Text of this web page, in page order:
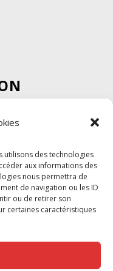
utilisons des technologies
aux informations des
nous permettra de
de navigation ou les ID
ou de retirer son
certaines caractéristiques